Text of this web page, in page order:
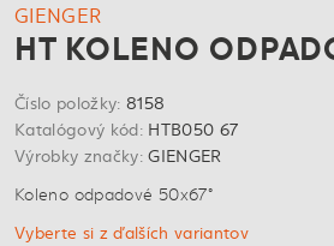
GIENGER
HT KOLENO
Číslo položky: 8158
Katalógový kód: HTB050 67
Výrobky značky:GIENGER
Koleno odpadové 50x67°
Vyberte si z ďalších variantov